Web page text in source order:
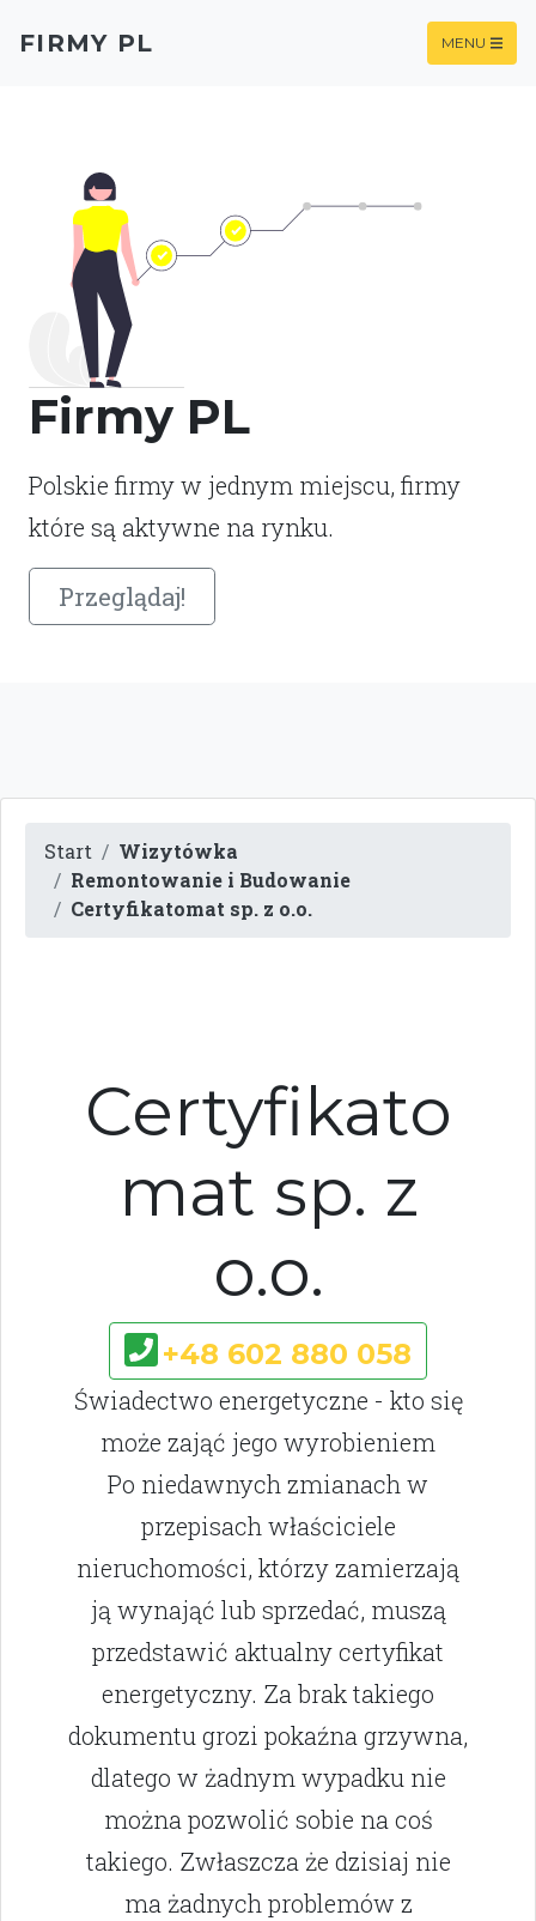
Firmy PL
Polskie firmy w jednym miejscu, firmy
które są aktywne na rynku.
Przeglądaj!
FIRMY PL MENU
Start
Wizytówka
Remontowanie i Budowanie
Certyfikatomat sp. z o.o.
Certyfikato
mat sp. z
o.o.
+48 602 880 058
Świadectwo energetyczne - kto się
może zająć jego wyrobieniem
Po niedawnych zmianach w
przepisach właściciele
nieruchomości, którzy zamierzają
ją wynająć lub sprzedać, muszą
przedstawić aktualny certyfikat
energetyczny. Za brak takiego
dokumentu grozi pokaźna grzywna,
dlatego w żadnym wypadku nie
można pozwolić sobie na coś
takiego. Zwłaszcza że dzisiaj nie
ma żadnych problemów z